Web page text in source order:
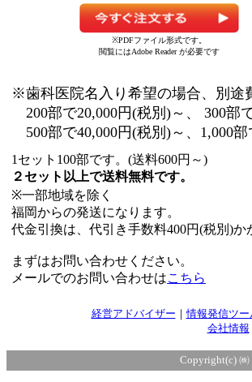
※PDFファイル形式です。
閲覧にはAdobe Reader が必要です
※歯科医院名入り希望の場合、別途
200部で20,000円(税別)～、 300部
500部で40,000円(税別)～、1,000
1セット100部です。(送料600円～)
２セット以上で送料無料です。
※一部地域を除く
福岡からの発送になります。
代金引換は、代引き手数料400円(税別)か
まずはお問い合わせください。
メールでのお問い合わせはこちら
経営アドバイザー ｜情報発信ツー
会社情報
Copyright(c)